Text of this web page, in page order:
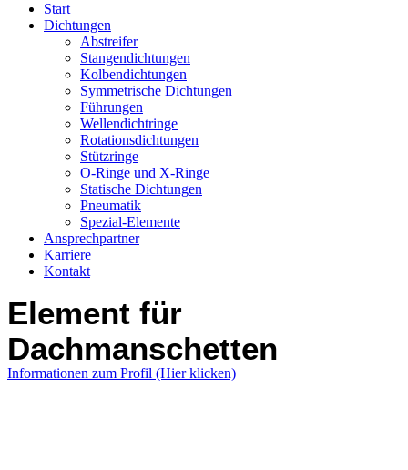
Start
Dichtungen
Abstreifer
Stangendichtungen
Kolbendichtungen
Symmetrische Dichtungen
Führungen
Wellendichtringe
Rotationsdichtungen
Stützringe
O-Ringe und X-Ringe
Statische Dichtungen
Pneumatik
Spezial-Elemente
Ansprechpartner
Karriere
Kontakt
Element für
Dachmanschetten
Informationen zum Profil (Hier klicken)